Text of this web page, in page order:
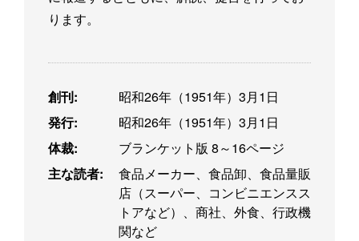
ります。
創刊:
昭和26年（1951年）3月1日
発行:
昭和26年（1951年）3月1日
体裁:
ブランケット版 8～16ページ
主な読者:
食品メーカー、食品卸、食品量販
店（スーパー、コンビニエンスス
トアなど）、商社、外食、行政機
関など